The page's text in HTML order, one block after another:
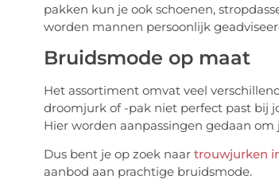
pakken kun je ook schoenen,
worden mannen persoonlijk
Bruidsmode op maat
Het assortiment omvat veel
droomjurk of -pak niet perfect past bij
Hier worden aanpassingen gedaan
Dus bent je op zoek naar trouwjurken
aanbod aan prachtige bruidsmode.